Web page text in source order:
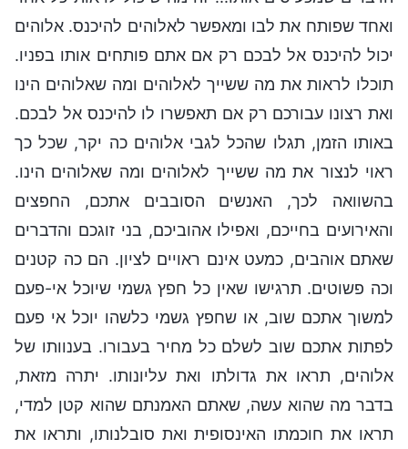
ואחד שפותח את לבו ומאפשר לאלוהים להיכנס. אלוהים
יכול להיכנס אל לבכם רק אם אתם פותחים אותו בפניו.
תוכלו לראות את מה ששייך לאלוהים ומה שאלוהים הינו
ואת רצונו עבורכם רק אם תאפשרו לו להיכנס אל לבכם.
באותו הזמן, תגלו שהכל לגבי אלוהים כה יקר, שכל כך
ראוי לנצור את מה ששייך לאלוהים ומה שאלוהים הינו.
בהשוואה לכך, האנשים הסובבים אתכם, החפצים
והאירועים בחייכם, ואפילו אהוביכם, בני זוגכם והדברים
שאתם אוהבים, כמעט אינם ראויים לציון. הם כה קטנים
וכה פשוטים. תרגישו שאין כל חפץ גשמי שיוכל אי-פעם
למשוך אתכם שוב, או שחפץ גשמי כלשהו יוכל אי פעם
לפתות אתכם שוב לשלם כל מחיר בעבורו. בענוותו של
אלוהים, תראו את גדולתו ואת עליונותו. יתרה מזאת,
בדבר מה שהוא עשה, שאתם האמנתם שהוא קטן למדי,
תראו את חוכמתו האינסופית ואת סובלנותו, ותראו את